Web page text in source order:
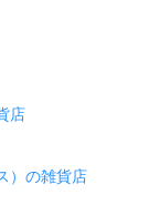
店
）の雑貨店